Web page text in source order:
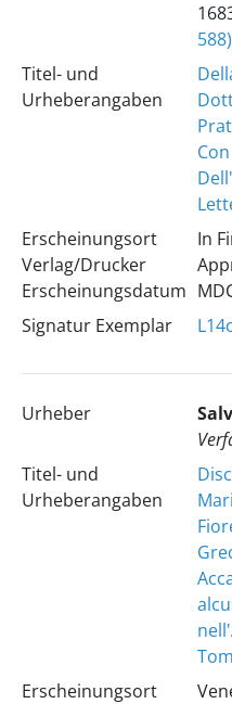
Titel- und
Urheberangaben
Erscheinungsort
Verlag/Drucker
Erscheinungsdatum
In
Signatur Exemplar
L14c
Urheber
Titel- und
Urheberangaben
Erscheinungsort